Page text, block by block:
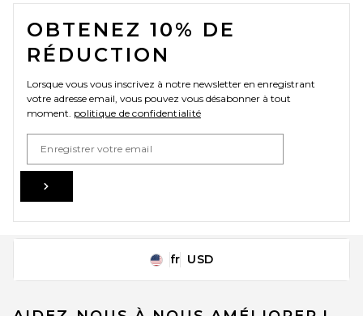
OBTENEZ 10% DE
RÉDUCTION
Lorsque vous vous inscrivez à notre newsletter en enregistrant
votre adresse email, vous pouvez vous désabonner à tout
moment. politique de confidentialité
Change Country Regions
fr USD